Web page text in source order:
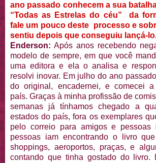
ano passado conhecem a sua
“Todas as Estrelas do céu” da
fale um pouco deste processo e
sentiu depois que conseguiu lançá-
Enderson: Após anos recebendo
modelo de sempre, em que você
uma editora e ela o analisa e
resolvi inovar. Em julho do ano
do original, encadernei, e comecei
país. Graças à minha profissão de
semanas já tínhamos chegado a
estados do país, fora os exemplares
pelo correio para amigos e pessoas
pessoas iam encontrando o livro
shoppings, aeroportos, praças, e
contando que tinha gostado do livro.